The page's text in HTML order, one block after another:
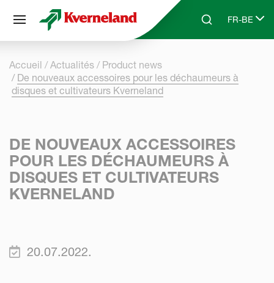
Skip to main content
SearchFR-BE
Select
Accueil Actualités
Product news
De nouveaux accessoires pour les déchaumeurs à
disques et cultivateurs Kverneland
DE NOUVEAUX ACCESSOIRES
POUR LES DÉCHAUMEURS À
DISQUES ET CULTIVATEURS
KVERNELAND
20.07.2022.
Panneau de gestion des cookies